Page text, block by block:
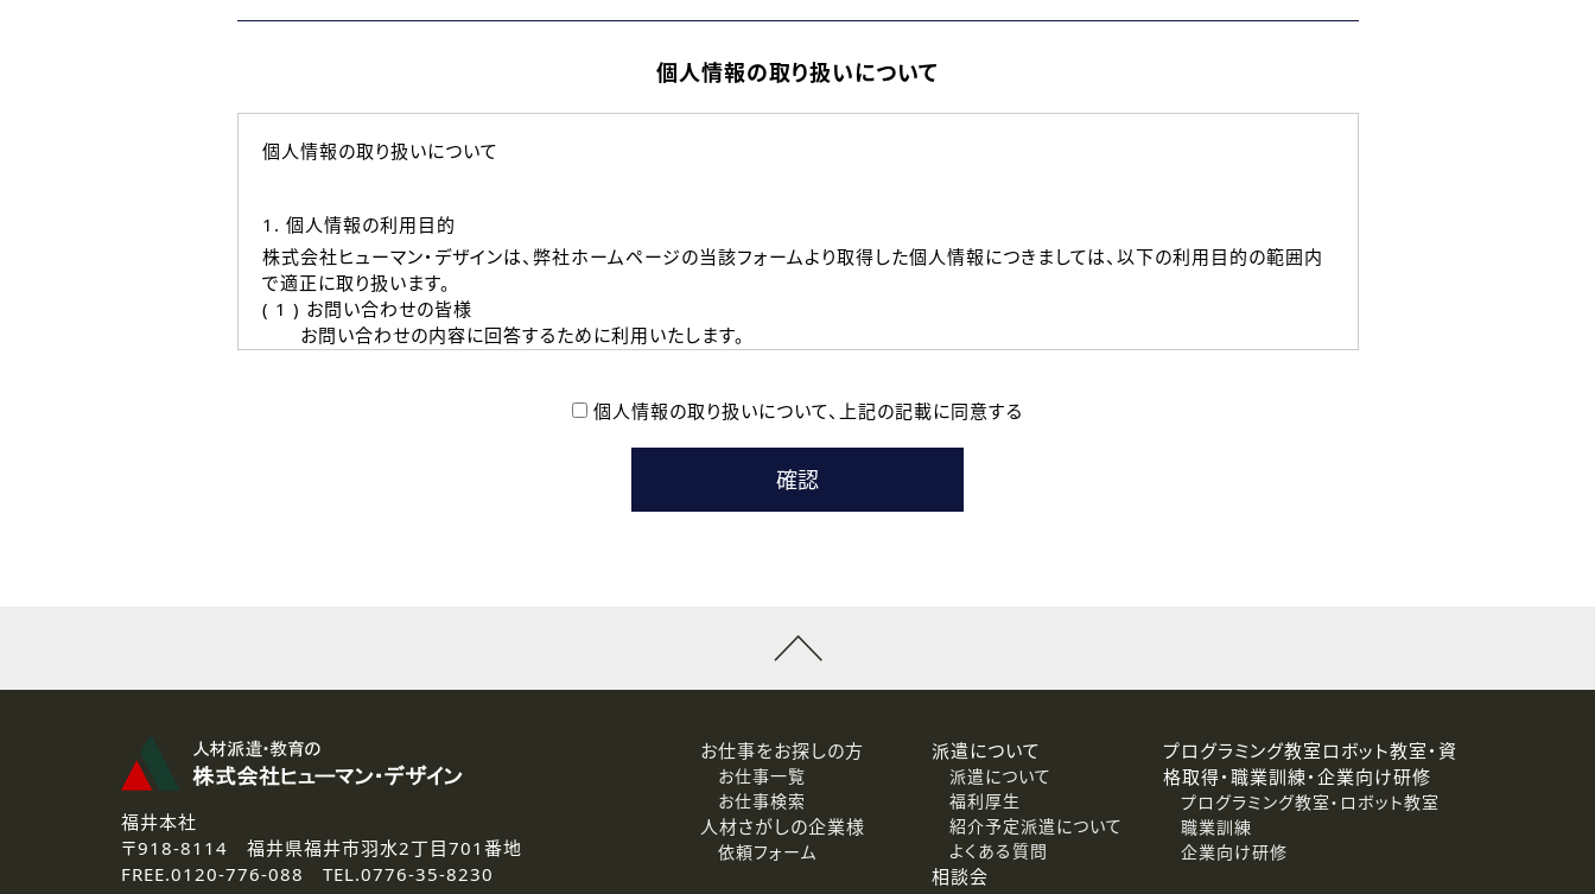
個人情報の取り扱いについて
個人情報の取り扱いについて
1. 個人情報の利用目的
株式会社ヒューマン・デザインは、弊社ホームページの当該フォームより取得した個人情報につきましては、以下の利用目的の範囲内
で適正に取り扱います。
( 1 ) お問い合わせの皆様
お問い合わせの内容に回答するために利用いたします。
本登録に関するご連絡および本登録時の参考情報として利用いたします。
なお、ご連絡手段は、電話・Ｅメールのいずれかの方法といたします。
3.個人情報の取り扱いの委託
弊社の定める個人情報保護の評価基準を満たした委託先に、個人情報を委託する場合があります。
4.個人情報の開示等について
ご提供いただいた個人情報の開示等（利用目的の通知、開示、訂正、追加または削除、利用の停止、消去および第三者への提供停止）
個人情報の取り扱いについて、 上記の記載に同意する
福井本社
〒918-8114 福井県福井市羽水2丁目701番地
FREE.0120-776-088 TEL.0776-35-8230
お仕事をお探しの方
お仕事一覧
お仕事検索
人材さがしの企業様
依頼フォーム
派遣について
派遣について
福利厚生
紹介予定派遣について
よくある質問
相談会
プログラミング教室ロボット教室・資
格取得・職業訓練・企業向け研修
プログラミング教室・ロボット教室
職業訓練
企業向け研修